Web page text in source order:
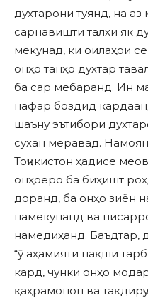
духтарони туянд, на
сарнавишти талхи як
мекунад, ки оилаҳои
онҳо танҳо духтар
ба сар мебаранд. Ин
нафар боздид
шаъну эътибори
сухан меравад.
Тоҷикистон ҳадисе
онҳоеро ба биҳишт
доранд, ба онҳо зиён
намекунанд ва
намедиҳанд. Баъдтар,
“ӯ аҳамияти нақши
кард, чунки онҳо
қаҳрамонон ва